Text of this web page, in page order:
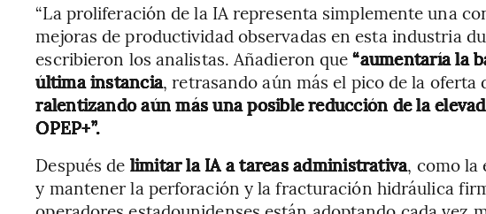
“La proliferación de la IA representa simplemente una
mejoras de productividad observadas en esta industria
escribieron los analistas. Añadieron que“aumentaría la
última instancia, retrasando aún más el pico de la oferta
ralentizando aún más una posible reducción de la
OPEP+”.
Después de limitar la IA a tareas administrativa, como la
y mantener la perforación y la fracturación hidráulica